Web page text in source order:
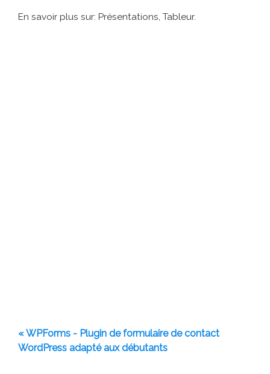
En savoir plus sur: Présentations, Tableur.
« WPForms - Plugin de formulaire de contact
WordPress adapté aux débutants